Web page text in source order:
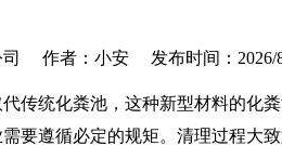
司 作者：小安 发布时间：2026/
传统化粪池，这种新型材料的化
要遵循必定的规矩。清理过程大